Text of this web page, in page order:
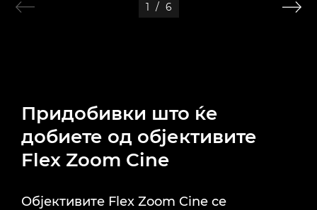
1 / 6
Придобивки што ќе
добиете од објективите
Flex Zoom Cine
Објективите Flex Zoom Cine се